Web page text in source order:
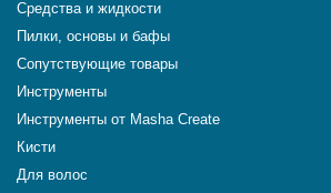
Средства и жидкости
Пилки, основы и бафы
Сопутствующие товары
Инструменты
Инструменты от Masha Create
Кисти
Для волос